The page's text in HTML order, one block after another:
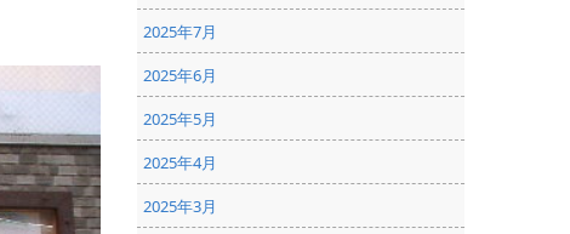
2025年7月
2025年6月
2025年5月
2025年4月
2025年3月